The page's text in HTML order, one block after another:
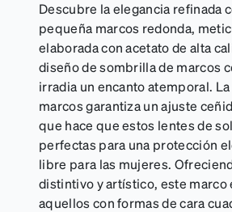
Descubre la elegancia refinada
pequeña marcos redonda,
elaborada con acetato de alta
diseño de sombrilla de marcos
irradia un encanto atemporal.
marcos garantiza un ajuste
que hace que estos lentes de
perfectas para una protección
libre para las mujeres.
distintivo y artístico, este marco
aquellos con formas de cara